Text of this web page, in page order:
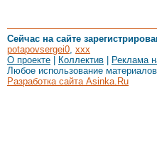
Сейчас на сайте
potapovsergei0, xxx
О проекте
Коллектив Реклама
Любое использование
Разработка сайта Asinka.Ru